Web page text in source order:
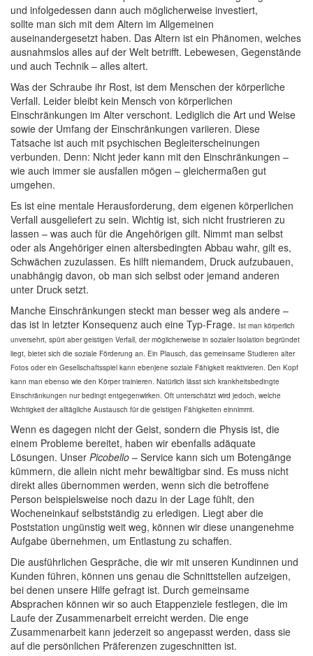
und infolgedessen dann auch möglicherweise investiert,
sollte man sich mit dem Altern im Allgemeinen
auseinandergesetzt haben. Das Altern ist ein Phänomen, welches
ausnahmslos alles auf der Welt betrifft. Lebewesen, Gegenstände
und auch Technik – alles altert.
Was der Schraube ihr Rost, ist dem Menschen der körperliche
Verfall. Leider bleibt kein Mensch von körperlichen
Einschränkungen im Alter verschont. Lediglich die Art und Weise
sowie der Umfang der Einschränkungen variieren. Diese
Tatsache ist auch mit psychischen Begleiterscheinungen
verbunden. Denn: Nicht jeder kann mit den Einschränkungen –
wie auch immer sie ausfallen mögen – gleichermaßen gut
umgehen.
Es ist eine mentale Herausforderung, dem eigenen körperlichen
Verfall ausgeliefert zu sein. Wichtig ist, sich nicht frustrieren zu
lassen – was auch für die Angehörigen gilt. Nimmt man selbst
oder als Angehöriger einen altersbedingten Abbau wahr, gilt es,
Schwächen zuzulassen. Es hilft niemandem, Druck aufzubauen,
unabhängig davon, ob man sich selbst oder jemand anderen
unter Druck setzt.
Manche Einschränkungen steckt man besser weg als andere –
das ist in letzter Konsequenz auch eine Typ-Frage. Ist man körperlich
unversehrt, spürt aber geistigen Verfall, der möglicherweise in sozialer Isolation begründet
liegt, bietet sich die soziale Förderung an. Ein Plausch, das gemeinsame Studieren alter
Fotos oder ein Gesellschaftsspiel kann ebenjene soziale Fähigkeit reaktivieren. Den Kopf
kann man ebenso wie den Körper trainieren. Natürlich lässt sich krankheitsbedingte
Einschränkungen nur bedingt entgegenwirken. Oft unterschätzt wird jedoch, welche
Wichtigkeit der alltägliche Austausch für die geistigen Fähigkeiten einnimmt.
Wenn es dagegen nicht der Geist, sondern die Physis ist, die
einem Probleme bereitet, haben wir ebenfalls adäquate
Lösungen. Unser Picobello – Service kann sich um Botengänge
kümmern, die allein nicht mehr bewältigbar sind. Es muss nicht
direkt alles übernommen werden, wenn sich die betroffene
Person beispielsweise noch dazu in der Lage fühlt, den
Wocheneinkauf selbstständig zu erledigen. Liegt aber die
Poststation ungünstig weit weg, können wir diese unangenehme
Aufgabe übernehmen, um Entlastung zu schaffen.
Die ausführlichen Gespräche, die wir mit unseren Kundinnen und
Kunden führen, können uns genau die Schnittstellen aufzeigen,
bei denen unsere Hilfe gefragt ist. Durch gemeinsame
Absprachen können wir so auch Etappenziele festlegen, die im
Laufe der Zusammenarbeit erreicht werden. Die enge
Zusammenarbeit kann jederzeit so angepasst werden, dass sie
auf die persönlichen Präferenzen zugeschnitten ist.